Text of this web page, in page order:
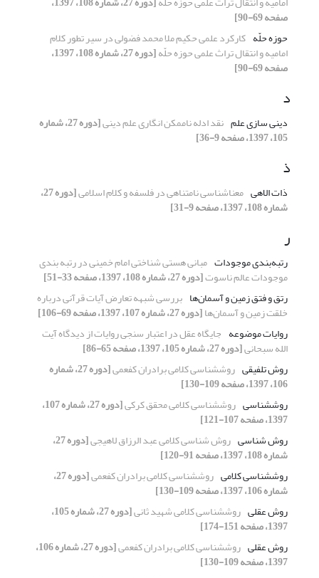
صفحه 69-90]
حوزه حلّه کارکرد علمی حکیم ملا محمد فضولی در سیر تطور کلام
امامیه و انتقال تراث علمی حوزه حلّه [دوره 27، شماره 108، 1397،
صفحه 69-90]
د
دینی سازی علم نقد ادله ناممکن انگاری علم دینی [دوره 27، شماره
105، 1397، صفحه 9-36]
ذ
ذات الاهی معناشناسی نامتناهی در فلسفه و کلام اسلامی [دوره 27،
شماره 108، 1397، صفحه 9-31]
ر
رتبه‌بندی موجودات مبانی هستی شناختی امام خمینی در رتبه بندی
موجودات عالم ناسوت[دوره 27، شماره 108، 1397، صفحه 33-51]
رتق و فتق زمین و آسمان‌ها بررسی شبهه تعارض آیات قرآنی درباره
خلقت زمین و آسمان‌ها[دوره 27، شماره 107، 1397، صفحه 69-106]
روایات موضوعه جایگاه عقل در اعتبار سنجی روایات از دیدگاه آیت
الله سبحانی[دوره 27، شماره 105، 1397، صفحه 65-86]
روش تلفیقی روش‎شناسی کلامی برادران کفعمی [دوره 27، شماره
106، 1397، صفحه 109-130]
روش‎شناسی
روش‎شناسی کلامی محقق کرکی [دوره 27، شماره 107،
1397، صفحه 107-121]
روش شناسی روش شناسی کلامی عبد الرزاق لاهیجی [دوره 27،
شماره 108، 1397، صفحه 91-120]
روش‏شناسی کلامی روش‎شناسی کلامی برادران کفعمی [دوره 27،
شماره 106، 1397، صفحه 109-130]
روش عقلی روش‎شناسی کلامی شهید ثانی [دوره 27، شماره 105،
1397، صفحه 151-174]
روش عقلی روش‎شناسی کلامی برادران کفعمی [دوره 27، شماره 106،
1397، صفحه 109-130]